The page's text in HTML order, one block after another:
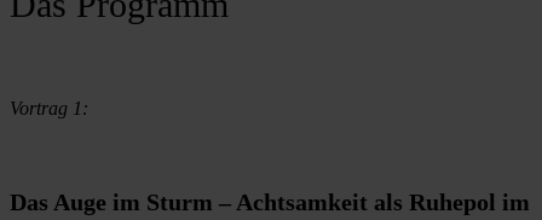
Vortrag 1:
Das Auge im Sturm – Achtsamkeit als Ruhepol im